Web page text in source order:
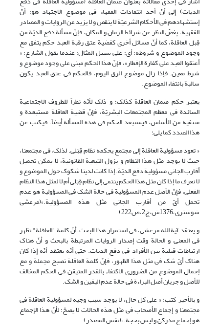
الدیات) إلى أنّ أحد انتقادات الفقهاء فی موضوع الاجتهاد هو: أنّ
إستشهادهم فی الأحکام الشرعیّة لا ینقص و لا یزید عن الروایات و المصادر
الفقهیة، بِغضّ النظر عن شرائط الزمان و المکان، فإنّ مسألة دفع الدیّة من
قِبل العاقلة، کما أنّ مسائل أخرى کقضیة عتق رقبة العبد حکم یتفق مع
وجود الموضوع و شروطه؛ أی: على سبیل المثال: عندما یقول الشارع: «
أعتقوا العبد على کفارة الإفطار»، فإنّ هذا الحکم مبنی على وجود موضوع و
شرط معین. فإذا زال موضوع الرق الیوم، فالحکم فی عتق العبد یکون
سالبة بانتفاء الموضوع.
یعتبر حکم ضمان العاقلة کذلک؛ و ذلک لأنّه نظراً للظروف الاجتماعیة
السائدة فی معظم المجتمعات البشریّة، فإنّ قضیة العاقلة مستبعدة و
منتفیة من الأساس، فیستبعد الحکم فی هذه المسألة أیضاً. فیکتب عن
هذا الصدد کما یلی:
« تعود مسؤولیة العاقلة إلى مجتمع یحکمه نظام قِبَلی. لذلک، فی مجتمعنا،
حیث لا یوجد مثل هذا النظام و یزول التبعیة القانونیة، لا یمکن تحمیل
أقارب الجانی مسؤولیة دفع الدیّة. إذا کانت لدینا شکوک حول الموضوع و
لا نعرف ما إذا کان مثل هذا الحکم ینتمی إلى نظام قِبَلی أم لا لمثل هذا النظام
الفعلی، فإنّ الأصل عدم المسؤولیة فی حالة الشک فی المسؤولیة هو عدم
تحمل أیّ من أقارب الجانی مثل هذه المسؤولیة.»(مرعشی
شوشتری،1376ش،ج2،ص222)
و یعتقد آیة الله مرعشی، فی استمرار هذا البحث، أنّ کلمة "العاقلة" تظهر
فی المعنى و الحالة وقت إصدار الروایات المرتبطة بالبحث و أنّ هناک
ارتباطات قبلیة بین الأفراد فی دفع الدیات. حتى أنّه یعتقد أنّه إذا کان
هناک أیّ شک فی مثل هذا الظهور، فإنّ کلمة العاقلة تصبح مجملة و مع
إجمال الموضوع من الضروری الاکتفاء بالقدر المتیقن فی الحکم المخالف
للأصل و جریان أصل البراءة فی حالة عدم الیقین و الشک.
و بالأخیر کتب: « على کل حال، لا یوجد سبب وجیه لمسؤولیة العاقلة فی
مجتمعنا و إجماع الأصحاب فی مثل هذه الحالات لا یصحّ؛ لأنّ هذا الإجماع
هو إجماع مدرکیّ و لیس بحجة.»(نفس المصدر)